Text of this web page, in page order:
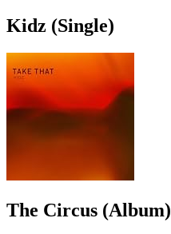
Kidz (Single)
The Circus (Album)